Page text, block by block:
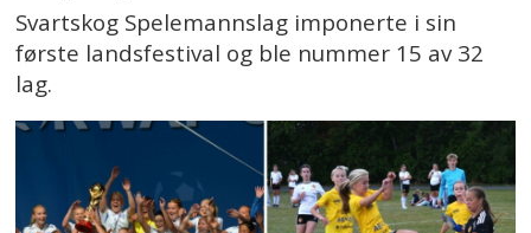
Svartskog Spelemannslag imponerte i sin
første landsfestival og ble nummer 15 av 32
lag.